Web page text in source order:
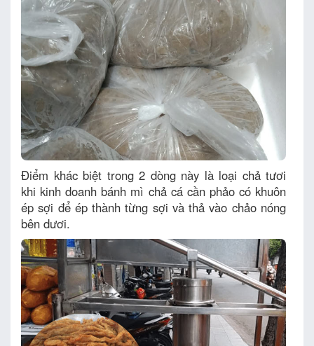
Điểm khác biệt trong 2 dòng này là loại chả tươi
khi kinh doanh bánh mì chả cá cần phảo có khuôn
ép sợi để ép thành từng sợi và thả vào chảo nóng
bên dươi.